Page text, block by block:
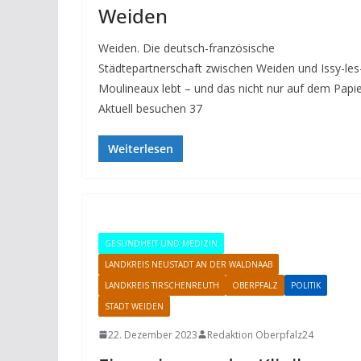
Weiden
Weiden. Die deutsch-französische
Städtepartnerschaft zwischen Weiden und Issy-
Moulineaux lebt – und das nicht nur auf dem
Aktuell besuchen 37
Weiterlesen
GESUNDHEIT UND MEDIZIN
LANDKREIS NEUSTADT AN DER WALDNAAB
LANDKREIS TIRSCHENREUTH
OBERPFALZ
POLITIK
STADT WEIDEN
22. Dezember 2023 Redaktion Oberpfalz24